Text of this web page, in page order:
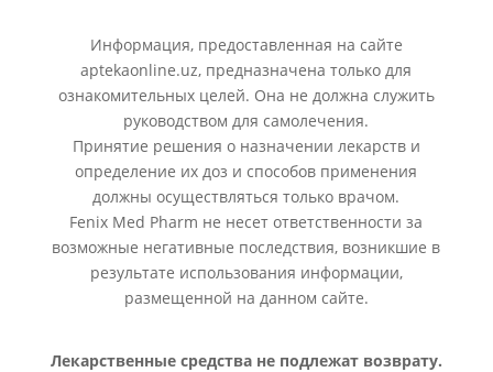
Информация, предоставленная на сайте
aptekaonline.uz, предназначена только для
ознакомительных целей. Она не должна служить
руководством для самолечения.
Принятие решения о назначении лекарств и
определение их доз и способов применения
должны осуществляться только врачом.
Fenix Med Pharm не несет ответственности за
возможные негативные последствия, возникшие в
результате использования информации,
размещенной на данном сайте.
Лекарственные средства не подлежат возврату.